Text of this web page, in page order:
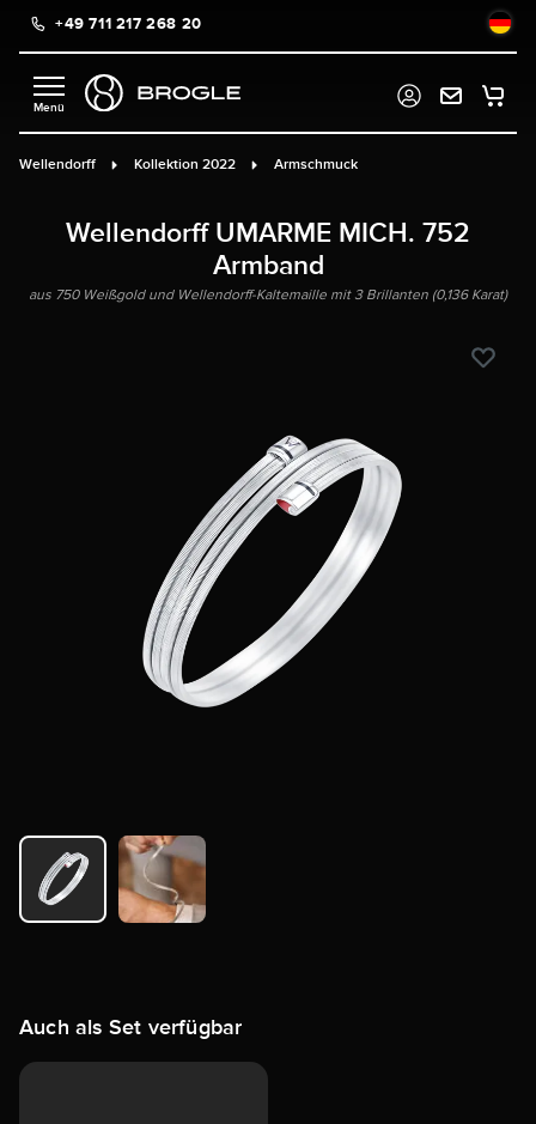
springen
+49 711 217 268 20
Wellendorff Kollektion 2022 Armschmuck
Wellendorff UMARME MICH. 752
Armband
aus 750 Weißgold und Wellendorff-Kaltemaille mit 3 Brillanten (0,136 Karat)
Auch als Set verfügbar